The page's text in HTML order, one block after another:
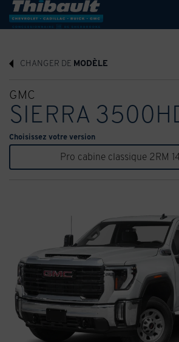
CHANGER DE MODÈLE
GMC
SIERRA
Choisissez votre version
Pro cabine classique 2RM